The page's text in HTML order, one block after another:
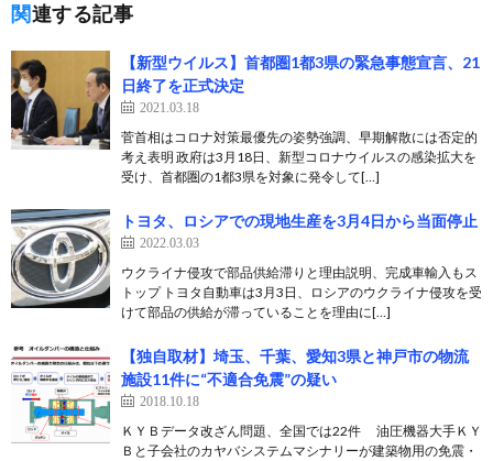
関連する記事
【新型ウイルス】首都圏1都3県の緊急事態宣言、21
日終了を正式決定
2021.03.18
菅首相はコロナ対策最優先の姿勢強調、早期解散には否定的
考え表明 政府は3月18日、新型コロナウイルスの感染拡大を
受け、首都圏の1都3県を対象に発令して[…]
トヨタ、ロシアでの現地生産を3月4日から当面停止
2022.03.03
ウクライナ侵攻で部品供給滞りと理由説明、完成車輸入もス
トップ トヨタ自動車は3月3日、ロシアのウクライナ侵攻を受
けて部品の供給が滞っていることを理由に[…]
【独自取材】埼玉、千葉、愛知3県と神戸市の物流
施設11件に“不適合免震”の疑い
2018.10.18
ＫＹＢデータ改ざん問題、全国では22件 油圧機器大手ＫＹ
Ｂと子会社のカヤバシステムマシナリーが建築物用の免震・